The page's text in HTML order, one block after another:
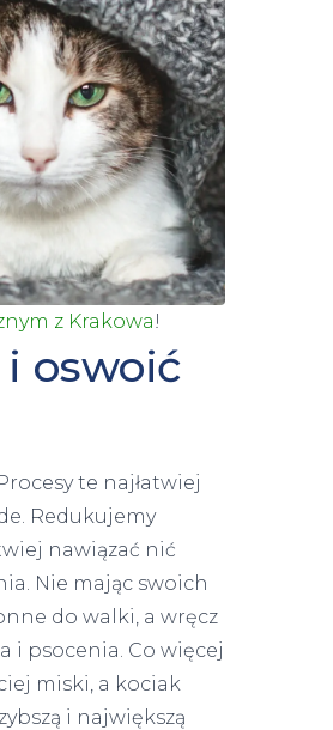
z Krakowa!
oswoić
te najłatwiej
Redukujemy
nawiązać nić
Nie mając swoich
do walki, a wręcz
i psocenia. Co więcej
miski, a kociak
i największą